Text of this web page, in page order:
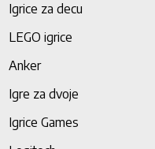
Igrice za decu
LEGO igrice
Anker
Igre za dvoje
Igrice Games